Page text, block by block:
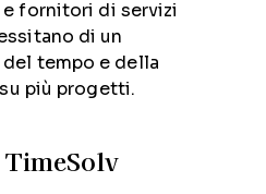
fornitori di servizi
di un
tempo e della
più progetti.